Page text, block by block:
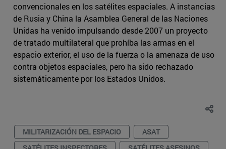
convencionales en los satélites espaciales. A instancias
de Rusia y China la Asamblea General de las Naciones
Unidas ha venido impulsando desde 2007 un proyecto
de tratado multilateral que prohíba las armas en el
espacio exterior, el uso de la fuerza o la amenaza de uso
contra objetos espaciales, pero ha sido rechazado
sistemáticamente por los Estados Unidos.
MILITARIZACIÓN DEL ESPACIO
ASAT